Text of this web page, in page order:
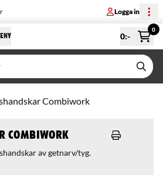
Logga in
0:-
0
Combiwork
Combiwork
av getnarv/tyg.